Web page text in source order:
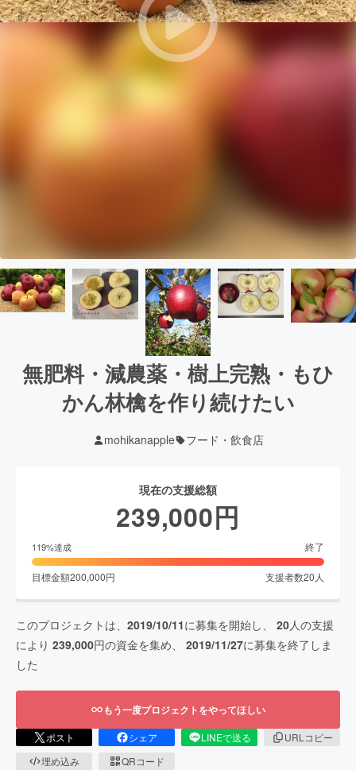
無肥料・減農薬・樹上完熟・もひ
かん林檎を作り続けたい
mohikanapple フード・飲食店
現在の支援総額
239,000円
119%達成 終了
目標金額200,000円 支援者数20 人
このプロジェクトは、 2019/10/11に募集を開始し、 20人の支援
により 239,000円の資金を集め、 2019/11/27に募集を終了しま
した
もう一度プロジェクトをやってほしい
ポスト シェア LINEで送る
URLコピー
埋め込み
QRコード